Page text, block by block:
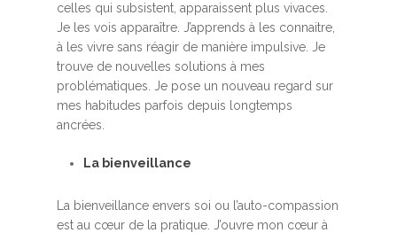
celles qui subsistent, apparaissent plus vivaces.
Je les vois apparaître. J’apprends à les connaitre,
à les vivre sans réagir de manière impulsive. Je
trouve de nouvelles solutions à mes
problématiques. Je pose un nouveau regard sur
mes habitudes parfois depuis longtemps
ancrées.
La bienveillance
La bienveillance envers soi ou l’auto-compassion
est au cœur de la pratique. J’ouvre mon cœur à